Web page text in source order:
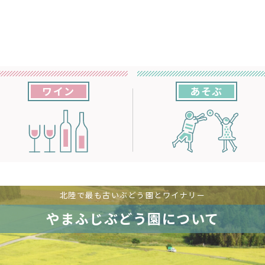
ワイン あそぶ
北陸で最も古いぶどう園とワイナリー
やまふじぶどう園について